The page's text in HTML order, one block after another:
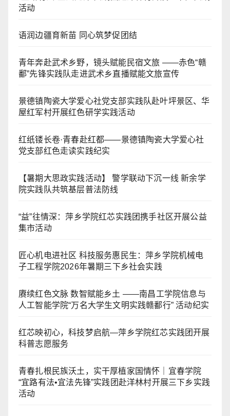
活动
语润边疆育新苗 同心筑梦促团结
青年奔赴武术乡野，镜头赋能民宿文旅 ——赤色“赣
鄱”先锋实践队走进武术乡直播赋能文旅宣传
景德镇陶瓷大学爱心社党支部实践队赴叶坪景区、华
屋红军村开展红色研学实践活动
红纸镂长卷·青春赴红都——景德镇陶瓷大学爱心社
党支部红色走读实践纪实
【暑期大思政实践活动】 警学联动下沉一线 新余学
院实践队共筑基层普法防线
“益”往情深：萍乡学院红芯实践团携手社区开展公益
集市活动
匠心机电进社区 科技服务惠民生：萍乡学院机械电
子工程学院2026年暑期三下乡社会实践
赓续红色文脉 数智赋能乡土 ——南昌工学院信息与
人工智能学院“万名大学生文明实践赣鄱行” 活动纪实
红芯映初心，科技梦启航—萍乡学院红芯实践团开展
科普志愿服务
青春扎根民族沃土，实干厚植家国情怀｜宜春学院
“宜路有法•宜法先锋”实践团赴洋林村开展三下乡实践
活动